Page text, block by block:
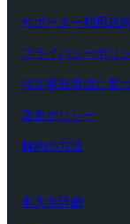
サポーター利用規
プライバシーポリ
特定商取引法に基
返金ポリシー
解約の方法
本大会詳細